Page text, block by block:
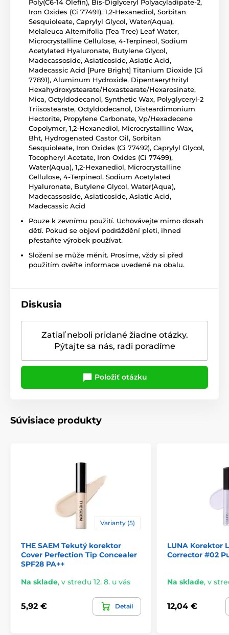
Poly(C6-14 Olefin), Bis-Diglyceryl Polyacyladipate-2,
Iron Oxides (Ci 77491), 1,2-Hexanediol, Sorbitan
Sesquioleate, Caprylyl Glycol, Water(Aqua),
Melaleuca Alternifolia (Tea Tree) Leaf Water,
Microcrystalline Cellulose, 4-Terpineol, Sodium
Acetylated Hyaluronate, Butylene Glycol,
Madecassoside, Asiaticoside, Asiatic Acid,
Madecassic Acid [Pure Bright] Titanium Dioxide (Ci
77891), Aluminum Hydroxide, Dipentaerythrityl
Hexahydroxystearate/Hexastearate/Hexarosinate,
Mica, Octyldodecanol, Synthetic Wax, Polyglyceryl-2
Triisostearate, Octyldodecanol, Disteardimonium
Hectorite, Propylene Carbonate, Vp/Hexadecene
Copolymer, 1,2-Hexanediol, Microcrystalline Wax,
Bht, Hydrogenated Castor Oil, Sorbitan
Sesquioleate, Iron Oxides (Ci 77492), Caprylyl Glycol,
Tocopheryl Acetate, Iron Oxides (Ci 77499),
Water(Aqua), 1,2-Hexanediol, Microcrystalline
Cellulose, 4-Terpineol, Sodium Acetylated
Hyaluronate, Butylene Glycol, Water(Aqua),
Madecassoside, Asiaticoside, Asiatic Acid,
Madecassic Acid
Pouze k zevnímu použití. Uchovávejte mimo dosah
dětí. Pokud se objeví podráždění pleti, ihned
přestaňte výrobek používat.
Složení se může měnit. Prosíme, vždy si před
použitím ověřte informace uvedené na obalu.
Diskusia
Zatiaľ neboli pridané žiadne otázky.
Pýtajte sa nás, radi poradíme
Položiť otázku
Súvisiace produkty
Varianty (5)
THE SAEM Tekutý korektor
Cover Perfection Tip Concealer
SPF28 PA++
Na sklade, v stredu 12. 8. u vás
5,92 € Detail
LUNA Korektor
Corrector #02
Na sklade, v
12,04 €